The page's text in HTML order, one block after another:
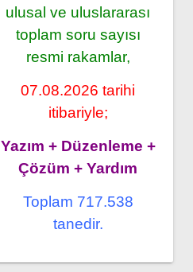
ulusal ve uluslararası
toplam soru sayısı
resmi rakamlar,
07.08.2026 tarihi
itibariyle;
Yazım + Düzenleme +
Çözüm + Yardım
Toplam 717.538
tanedir.